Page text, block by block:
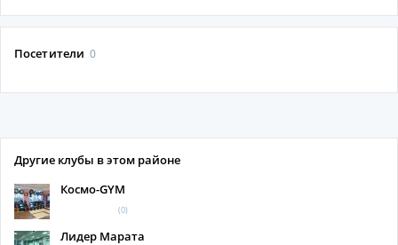
Посетители 0
Другие клубы в этом районе
Космо-GYM
(0)
Лидер Марата